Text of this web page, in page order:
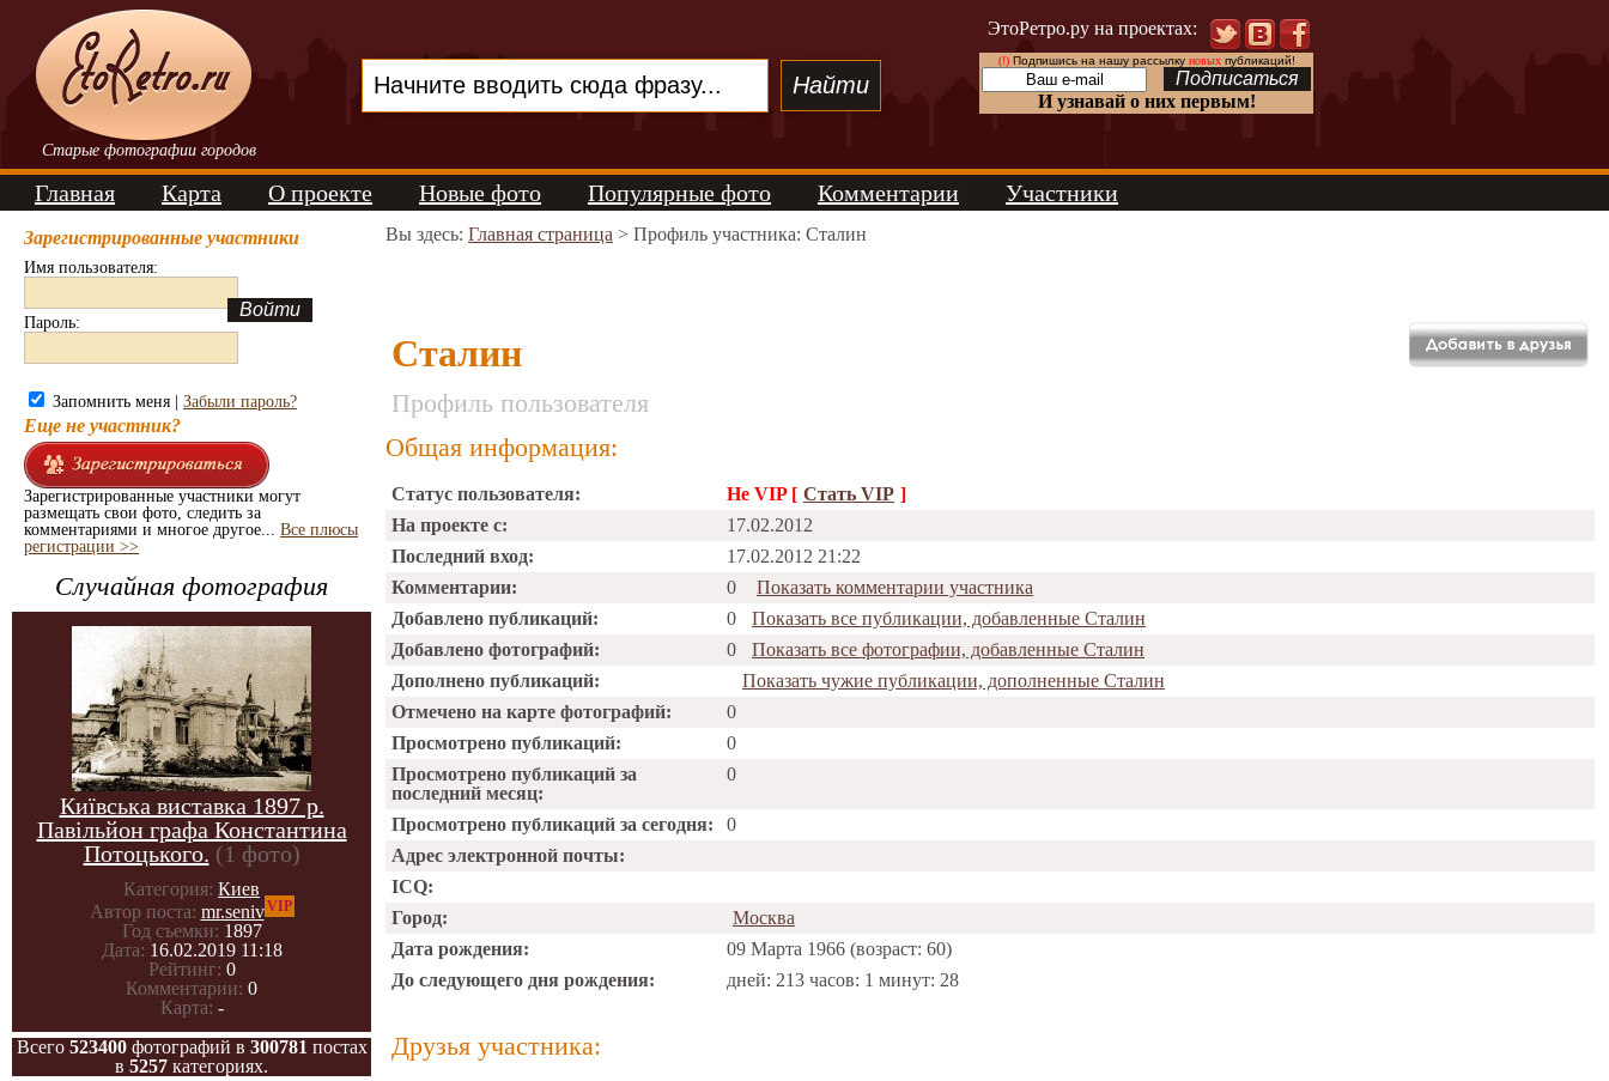
Старые фотографии городов
ЭтоРетро.ру на проектах:
(!)Подпишись на нашу рассылку новыхпубликаций!
И узнавай о них первым!
Главная Карта О проекте Новые фото Популярные фото Комментарии Участники
Зарегистрированные участники
Имя пользователя:
Пароль:
Запомнить меня | Забыли пароль?
Еще не участник?
Зарегистрированные участники могут
размещать свои фото, следить за
комментариями и многое другое... Все плюсы
регистрации >>
Случайная фотография
Київська виставка 1897 р.
Павільйон графа Константина
Потоцького. (1 фото)
Категория: Киев
Автор поста: mr.senivVIP
Год съемки: 1897
Дата: 16.02.2019 11:18
Рейтинг: 0
Комментарии: 0
Карта: -
Всего 523400фотографий в 300781 постах
в 5257 категориях.
Вы здесь: Главная страница > Профиль участника: Сталин
Сталин
Профиль пользователя
Общая информация:
Статус пользователя: Не VIP [ Стать VIP ]
На проекте с:
17.02.2012
Последний вход:
17.02.2012 21:22
Комментарии:
0
Показать комментарии участника
Добавлено публикаций:
0
Показать все публикации, добавленные Сталин
Добавлено фотографий:
0
Показать все фотографии, добавленные Сталин
Дополнено публикаций:
Показать чужие публикации, дополненные Сталин
Отмечено на карте фотографий:
0
Просмотрено публикаций:
0
Просмотрено публикаций за
последний месяц:
0
Просмотрено публикаций за сегодня:
0
Адрес электронной почты:
ICQ:
Город:
Москва
Дата рождения:
09 Марта 1966 (возраст: 60)
До следующего дня рождения:
дней: 213 часов: 1 минут: 28
Друзья участника: